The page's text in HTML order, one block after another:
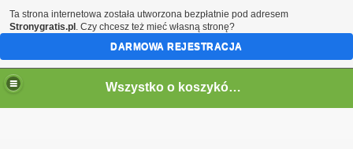
Wszystko o koszykówce
Ta strona internetowa została utworzona bezpłatnie pod adresem
Stronygratis.pl . Czy chcesz też mieć własną stronę?
DARMOWA REJESTRACJA